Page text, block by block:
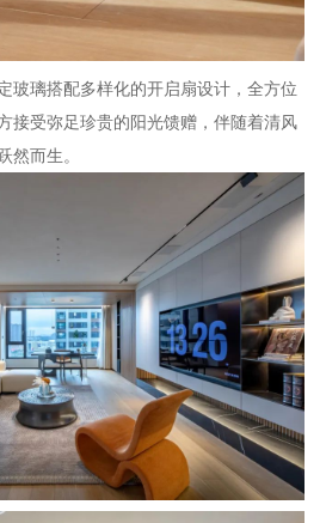
玻璃搭配多样化的开启扇设计，全方位
接受弥足珍贵的阳光馈赠，伴随着清风
然而生。